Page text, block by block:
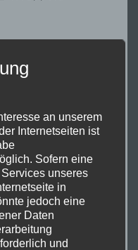
in Freckenhorst.
ein Schützenfest! Mit
Freckenhorster
Warendorfer-Land.
im letzten Jahr
In diesem Jahr lief
war gut besucht und
Stimmung in allen
läuft die Open Air-
an unserem
Internetseiten ist
Sofern eine
unseres
in
jedoch eine
Daten
und